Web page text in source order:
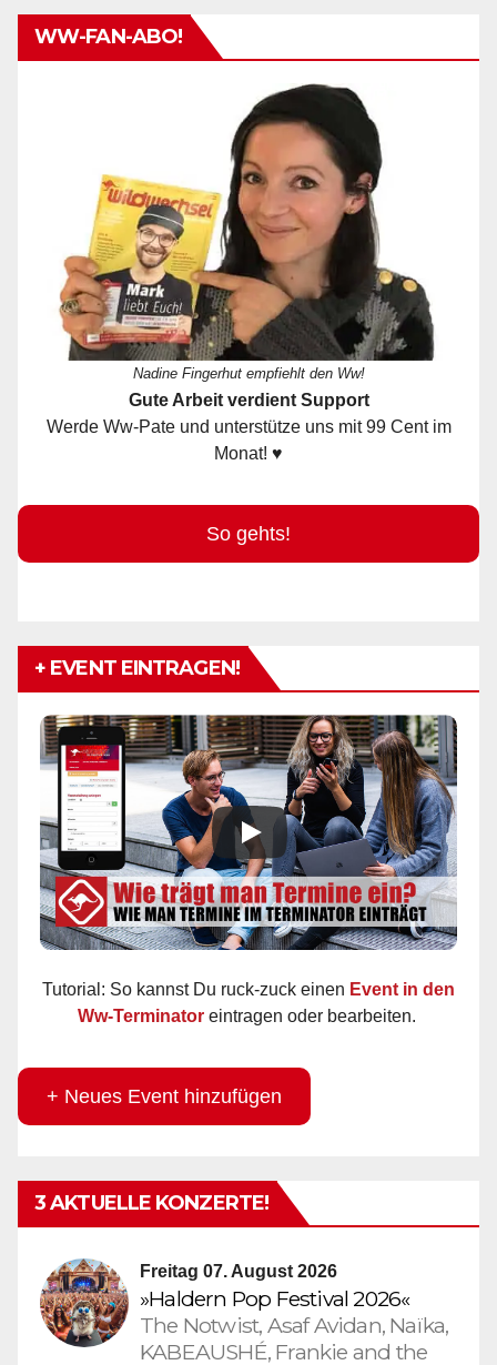
WW-FAN-ABO!
Nadine Fingerhut empfiehlt den Ww!
Gute Arbeit verdient Support
Werde Ww-Pate und unterstütze uns mit 99 Cent im
Monat! ♥
So gehts!
+ EVENT EINTRAGEN!
Tutorial: So kannst Du ruck-zuck einen Event in den
Ww-Terminator eintragen oder bearbeiten.
+ Neues Event hinzufügen
3 AKTUELLE KONZERTE!
Freitag 07. August 2026
»Haldern Pop Festival 2026«
The Notwist, Asaf Avidan, Naïka,
KABEAUSHÉ, Frankie and the